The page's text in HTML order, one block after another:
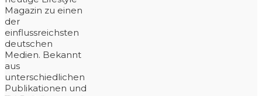
Magazin zu einen
der
einflussreichsten
deutschen
Medien. Bekannt
aus
unterschiedlichen
Publikationen und